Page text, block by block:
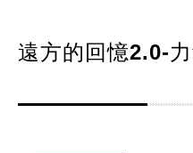
遠方的回憶2.0-